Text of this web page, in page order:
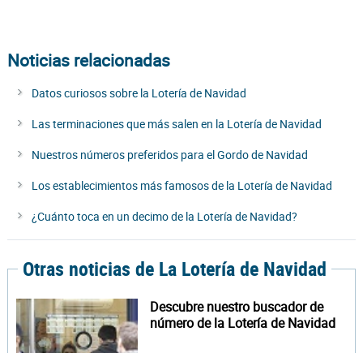
Noticias relacionadas
Datos curiosos sobre la Lotería de Navidad
Las terminaciones que más salen en la Lotería de Navidad
Nuestros números preferidos para el Gordo de Navidad
Los establecimientos más famosos de la Lotería de Navidad
¿Cuánto toca en un decimo de la Lotería de Navidad?
Otras noticias de La Lotería de Navidad
Descubre nuestro buscador de
número de la Lotería de Navidad